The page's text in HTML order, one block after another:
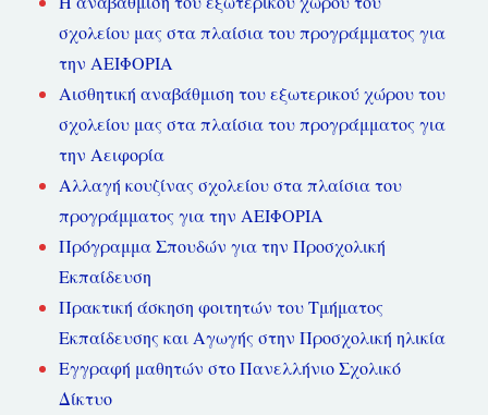
σχολείου μας στα πλαίσια του προγράμματος για
την ΑΕΙΦΟΡΙΑ
Αισθητική αναβάθμιση του εξωτερικού χώρου του
σχολείου μας στα πλαίσια του προγράμματος για
την Αειφορία
Αλλαγή κουζίνας σχολείου στα πλαίσια του
προγράμματος για την ΑΕΙΦΟΡΙΑ
Πρόγραμμα Σπουδών για την Προσχολική
Εκπαίδευση
Πρακτική άσκηση φοιτητών του Τμήματος
Εκπαίδευσης και Αγωγής στην Προσχολική ηλικία
Εγγραφή μαθητών στο Πανελλήνιο Σχολικό
Δίκτυο